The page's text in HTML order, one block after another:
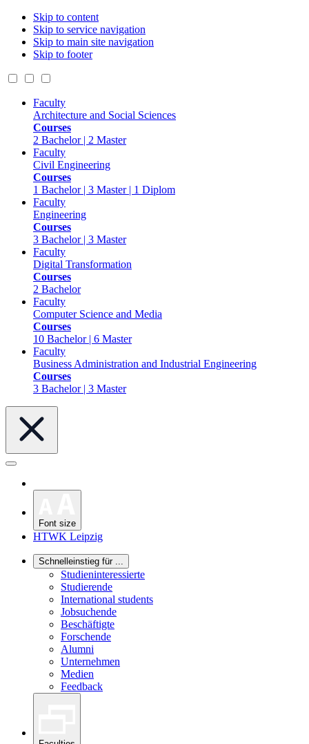
Skip to content
Skip to service navigation
Skip to main site navigation
Skip to footer
Faculty
Architecture and Social Sciences
Courses
2 Bachelor | 2 Master
Faculty
Civil Engineering
Courses
1 Bachelor | 3 Master | 1 Diplom
Faculty
Engineering
Courses
3 Bachelor | 3 Master
Faculty
Digital Transformation
Courses
2 Bachelor
Faculty
Computer Science and Media
Courses
10 Bachelor | 6 Master
Faculty
Business Administration and Industrial Engineering
Courses
3 Bachelor | 3 Master
Font size
HTWK Leipzig
Schnelleinstieg für ...
Studieninteressierte
Studierende
International students
Jobsuchende
Beschäftigte
Forschende
Alumni
Unternehmen
Medien
Feedback